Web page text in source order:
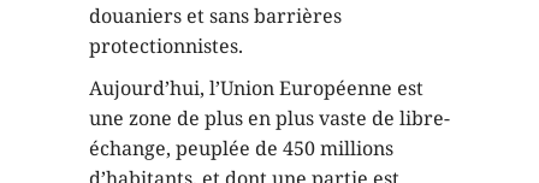
douaniers et sans barrières
protectionnistes.
Aujourd’hui, l’Union Européenne est
une zone de plus en plus vaste de libre-
échange, peuplée de 450 millions